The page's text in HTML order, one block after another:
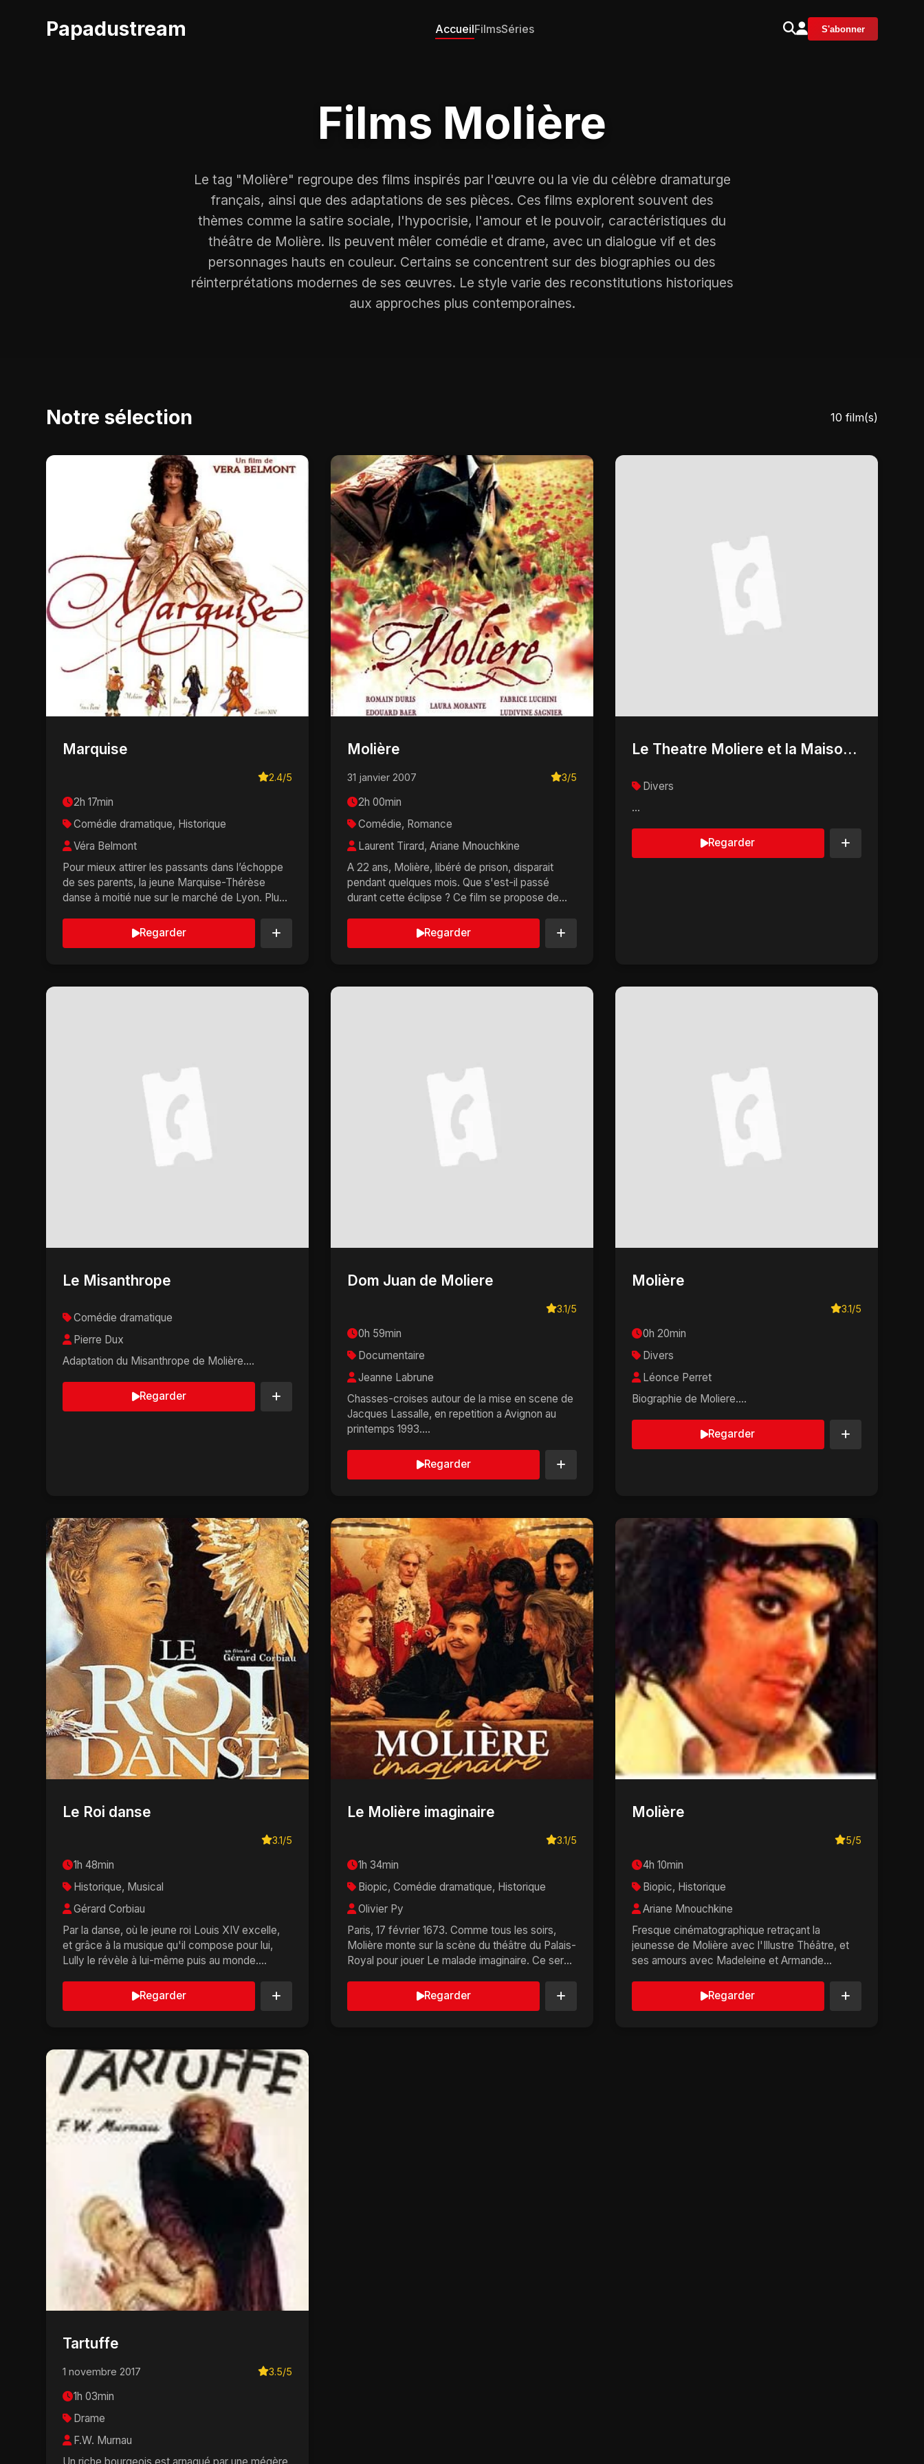
Papadustream AccueilFilmsSéries S'abonner
Films Molière
Le tag "Molière" regroupe des films inspirés par l'œuvre ou la vie du célèbre dramaturge
français, ainsi que des adaptations de ses pièces. Ces films explorent souvent des
thèmes comme la satire sociale, l'hypocrisie, l'amour et le pouvoir, caractéristiques du
théâtre de Molière. Ils peuvent mêler comédie et drame, avec un dialogue vif et des
personnages hauts en couleur. Certains se concentrent sur des biographies ou des
réinterprétations modernes de ses œuvres. Le style varie des reconstitutions historiques
aux approches plus contemporaines.
Notre sélection 10 film(s)
Marquise
2.4/5
2h 17min
Comédie dramatique, Historique
Véra Belmont
Pour mieux attirer les passants dans l’échoppe
de ses parents, la jeune Marquise-Thérèse
danse à moitié nue sur le marché de Lyon. Plus
Regarder
Molière
31 janvier 2007 3/5
2h 00min
Comédie, Romance
Laurent Tirard, Ariane Mnouchkine
A 22 ans, Molière, libéré de prison, disparait
pendant quelques mois. Que s'est-il passé
durant cette éclipse ? Ce film se propose de
Regarder
Le Theatre Moliere et la Maison de la poesie proposent
Divers
...
Regarder
Le Misanthrope
Comédie dramatique
Pierre Dux
Adaptation du Misanthrope de Molière....
Regarder
Dom Juan de Moliere
3.1/5
0h 59min
Documentaire
Jeanne Labrune
Chasses-croises autour de la mise en scene de
Jacques Lassalle, en repetition a Avignon au
printemps 1993....
Regarder
Molière
3.1/5
0h 20min
Divers
Léonce Perret
Biographie de Moliere....
Regarder
Le Roi danse
3.1/5
1h 48min
Historique, Musical
Gérard Corbiau
Par la danse, où le jeune roi Louis XIV excelle,
et grâce à la musique qu'il compose pour lui,
Lully le révèle à lui-même puis au monde....
Regarder
Le Molière imaginaire
3.1/5
1h 34min
Biopic, Comédie dramatique, Historique
Olivier Py
Paris, 17 février 1673. Comme tous les soirs,
Molière monte sur la scène du théâtre du Palais-
Royal pour jouer Le malade imaginaire. Ce sera
Regarder
Molière
5/5
4h 10min
Biopic, Historique
Ariane Mnouchkine
Fresque cinématographique retraçant la
jeunesse de Molière avec l'Illustre Théâtre, et
ses amours avec Madeleine et Armande
Regarder
Tartuffe
1 novembre 2017 3.5/5
1h 03min
Drame
F.W. Murnau
Un riche bourgeois est arnaqué par une mégère